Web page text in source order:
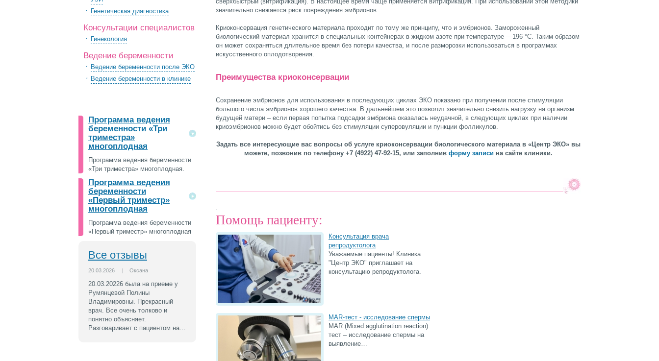
Генетическая диагностика
Консультации специалистов
Гинекология
Ведение беременности
Ведение беременности после ЭКО
Ведение беременности в клинике
Программа ведения
беременности «Три
триместра»
многоплодная
Программа ведения беременности
«Три триместра» многоплодная.
Программа ведения
беременности
«Первый триместр»
многоплодная
Программа ведения беременности
«Первый триместр» многоплодная
Все отзывы
20.03.2026 | Оксана
20.03.20226 была на приеме у
Румянцевой Полины
Владимировны. Прекрасный
врач. Все очень толково и
понятно объясняет.
Разговаривает с пациентом на…
значительно снижается риск повреждения эмбрионов.
Криоконсервация генетического материала проходит по тому же принципу, что и эмбрионов. Замороженный
биологический материал хранится в специальных контейнерах в жидком азоте при температуре —196 °C. Таким образом
он может сохраняться длительное время без потери качества, и после разморозки использоваться в программах
искусственного оплодотворения.
Преимущества криоконсервации
Сохранение эмбрионов для использования в последующих циклах ЭКО показано при получении после стимуляции
большого числа эмбрионов хорошего качества. В дальнейшем это позволит значительно снизить нагрузку на организм
будущей матери – если первая попытка подсадки эмбриона оказалась неудачной, в следующих циклах при наличии
криоэмбрионов можно будет обойтись без стимуляции суперовуляции и пункции фолликулов.
Задать все интересующие вас вопросы об услуге криоконсервации биологического материала в «Центр ЭКО» вы
можете, позвонив по телефону +7 (4922) 47-92-15, или заполнив форму записи на сайте клиники.
Помощь пациенту:
Консультация врача
репродуктолога
Уважаемые пациенты! Клиника
"Центр ЭКО" приглашает на
консультацию репродуктолога.
MAR-тест - исследование спермы
MAR (Mixed agglutination reaction)
тест – исследование спермы на
выявление…